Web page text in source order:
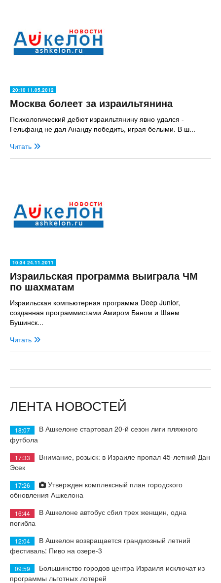
20:10 11.05.2012
Москва болеет за израильтянина
Психологический дебют израильтянину явно удался -
Гельфанд не дал Ананду победить, играя белыми. В ш...
Читать
10:34 24.11.2011
Израильская программа выиграла ЧМ
по шахматам
Израильская компьютерная программа Deep Junior,
созданная программистами Амиром Баном и Шаем
Бушинск...
Читать
ЛЕНТА НОВОСТЕЙ
18:07
В Ашкелоне стартовал 20-й сезон лиги пляжного
футбола
17:33
Внимание, розыск: в Израиле пропал 45-летний Дан
Эсек
17:26
Утвержден комплексный план городского
обновления Ашкелона
16:44
В Ашкелоне автобус сбил трех женщин, одна
погибла
12:04
В Ашкелон возвращается грандиозный летний
фестиваль: Пиво на озере-3
09:59
Большинство городов центра Израиля исключат из
программы льготных лотерей